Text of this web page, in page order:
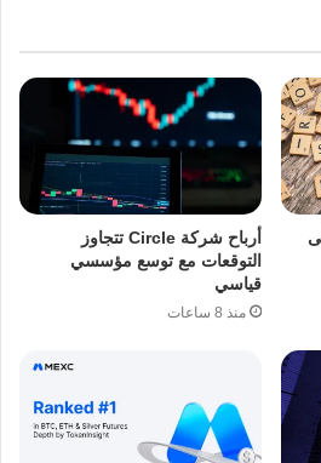
أرباح شركة Circle تتجاوز
التوقعات مع توسع مؤسسي
قياسي
منذ 8 ساعات